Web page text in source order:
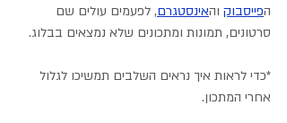
הפייסבוק והאינסטגרם, לפעמים עולים שם
סרטונים, תמונות ומתכונים שלא נמצאים בבלוג.
*כדי לראות איך נראים השלבים תמשיכו לגלול
אחרי המתכון.